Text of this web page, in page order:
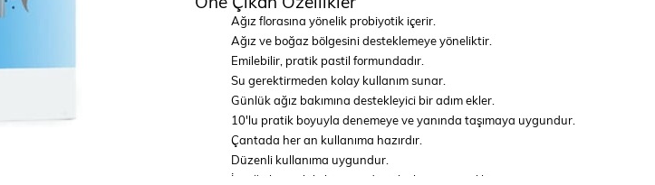
Ağız florasına yönelik probiyotik içerir.
Ağız ve boğaz bölgesini desteklemeye yöneliktir.
Emilebilir, pratik pastil formundadır.
Su gerektirmeden kolay kullanım sunar.
Günlük ağız bakımına destekleyici bir adım ekler.
10'lu pratik boyuyla denemeye ve yanında taşımaya uygundur.
Çantada her an kullanıma hazırdır.
Düzenli kullanıma uygundur.
İçeriğiyle günlük ihtiyaca destek olmaya yöneliktir.